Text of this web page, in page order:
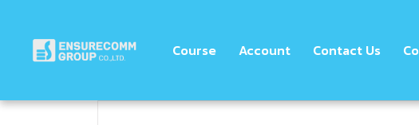
Course Account Contact Us